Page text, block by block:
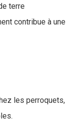
terre
contribue à une
les perroquets,